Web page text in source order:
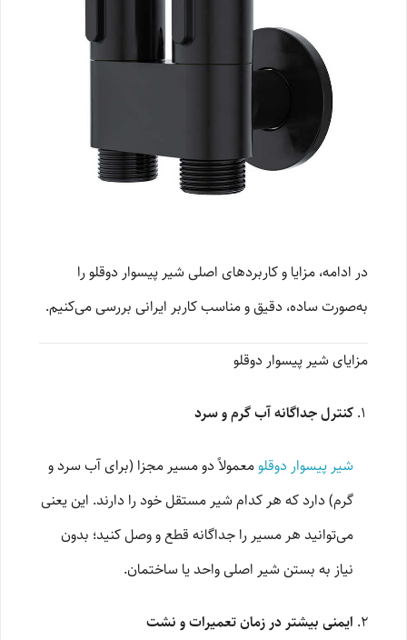
در ادامه، مزایا و کاربردهای اصلی شیر پیسوار دوقلو را
به‌صورت ساده، دقیق و مناسب کاربر ایرانی بررسی می‌کنیم.
مزایای شیر پیسوار دوقلو
کنترل جداگانه آب گرم و سرد
شیر پیسوار دوقلومعمولاً دو مسیر مجزا (برای آب سرد و
گرم) دارد که هر کدام شیر مستقل خود را دارند. این یعنی
می‌توانید هر مسیر را جداگانه قطع و وصل کنید؛ بدون
نیاز به بستن شیر اصلی واحد یا ساختمان.
ایمنی بیشتر در زمان تعمیرات و نشت